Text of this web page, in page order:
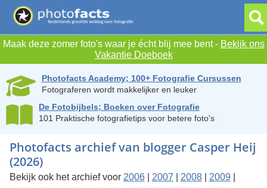
Maak deze zomer foto's waar je écht blij mee bent - Bekijk ons
Vakantie Doeboek
Photofacts Academy; 100+ Fotografie Cursussen
Fotograferen wordt makkelijker en leuker
De Fotobijbels; Boeken over Fotografie
101 Praktische fotografietips voor betere foto's
Photofacts archief van blogger Casper Heij
(2026)
Bekijk ook het archief voor 2006| 2007 2008| 2009